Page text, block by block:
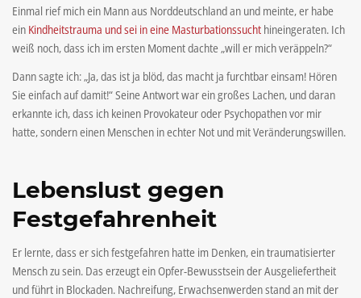
Einmal rief mich ein Mann aus Norddeutschland an und meinte, er habe
ein Kindheitstrauma und sei in eine Masturbationssucht hineingeraten. Ich
weiß noch, dass ich im ersten Moment dachte „will er mich veräppeln?“
Dann sagte ich: „Ja, das ist ja blöd, das macht ja furchtbar einsam! Hören
Sie einfach auf damit!“ Seine Antwort war ein großes Lachen, und daran
erkannte ich, dass ich keinen Provokateur oder Psychopathen vor mir
hatte, sondern einen Menschen in echter Not und mit Veränderungswillen.
Lebenslust gegen
Festgefahrenheit
Er lernte, dass er sich festgefahren hatte im Denken, ein traumatisierter
Mensch zu sein. Das erzeugt ein Opfer-Bewusstsein der Ausgeliefertheit
und führt in Blockaden. Nachreifung, Erwachsenwerden stand an mit der